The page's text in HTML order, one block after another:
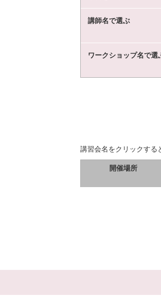
講師名で選ぶ
ワークショップ名で選
講習会名をクリックする
開催場所